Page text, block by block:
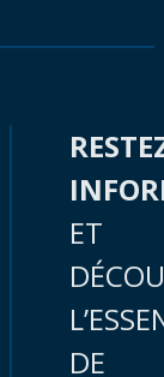
ET
DE